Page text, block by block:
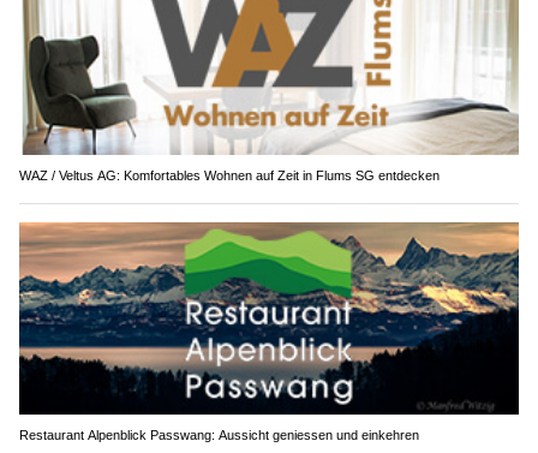
WAZ / Veltus AG: Komfortables Wohnen auf Zeit in Flums SG entdecken
Restaurant Alpenblick Passwang: Aussicht geniessen und einkehren